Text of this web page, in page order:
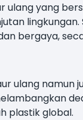
yang
bergaya,
ulang namun
plastik global.